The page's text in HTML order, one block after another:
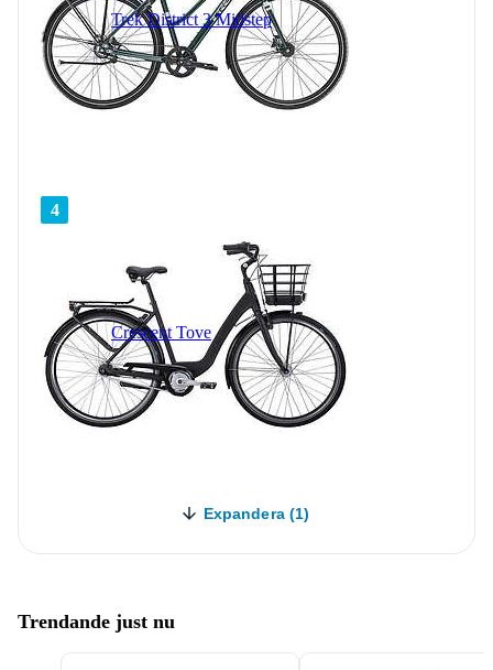
Trek District 3 Midstep
4
Crescent Tove
Expandera (1)
Trendande just nu